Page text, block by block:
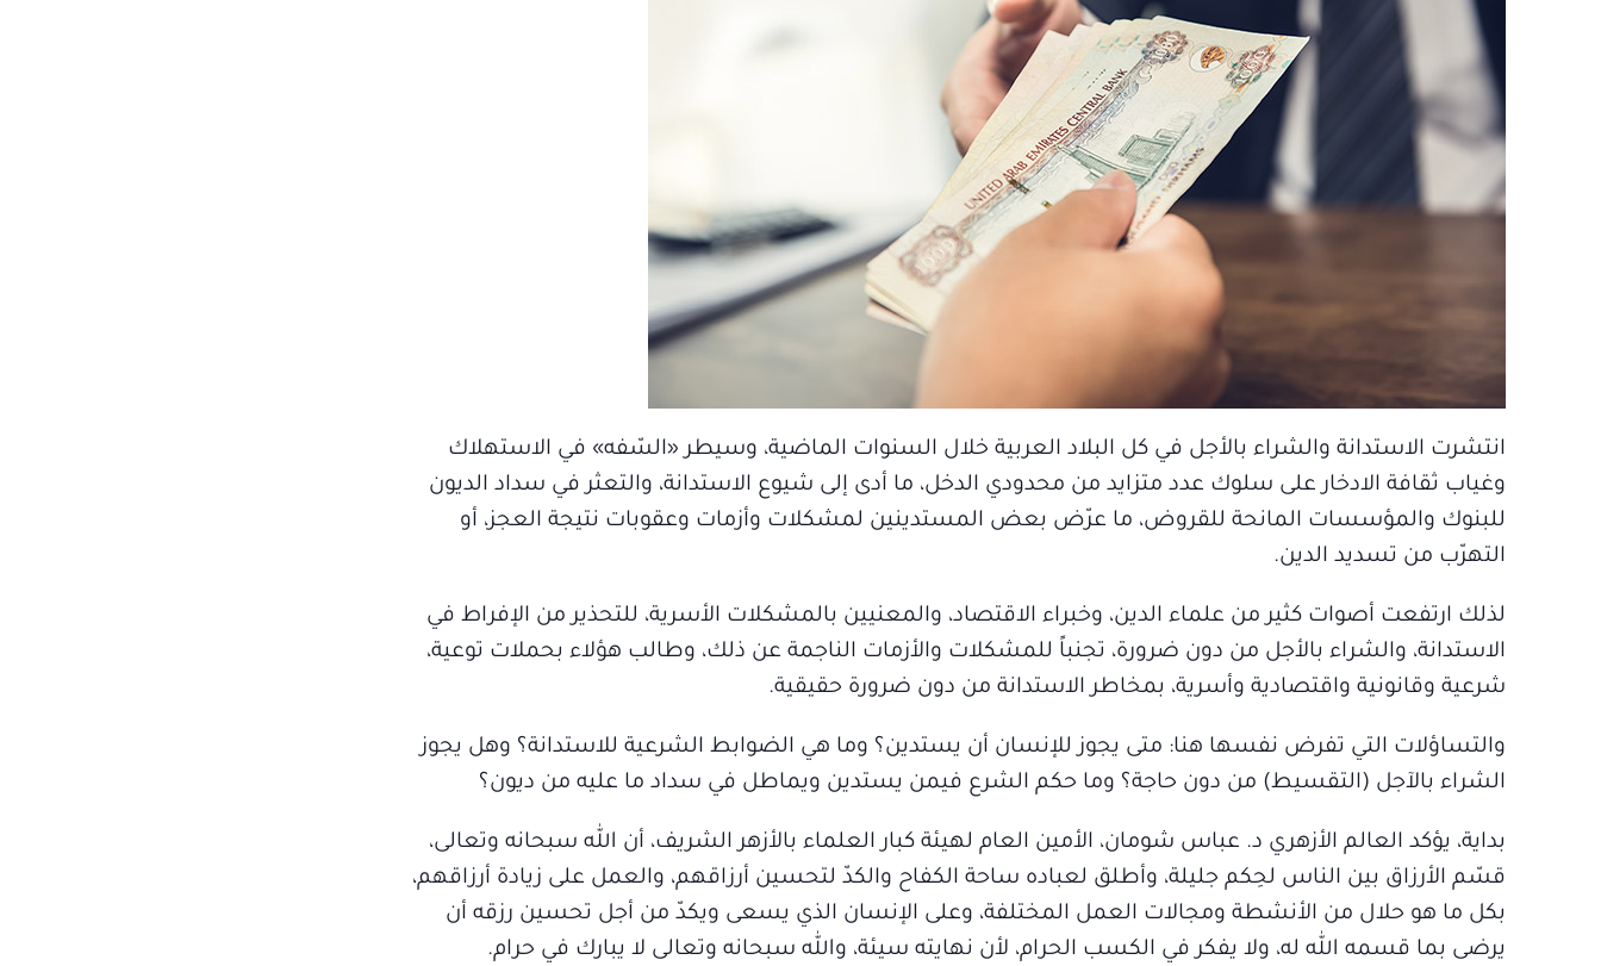
انتشرت الاستدانة والشراء بالأجل في كل البلاد العربية خلال السنوات الماضية، وسيطر «السّفه» في الاستهلاك
وغياب ثقافة الادخار على سلوك عدد متزايد من محدودي الدخل، ما أدى إلى شيوع الاستدانة، والتعثر في سداد الديون
للبنوك والمؤسسات المانحة للقروض، ما عرّض بعض المستدينين لمشكلات وأزمات وعقوبات نتيجة العجز، أو
التهرّب من تسديد الدين.
لذلك ارتفعت أصوات كثير من علماء الدين، وخبراء الاقتصاد، والمعنيين بالمشكلات الأسرية، للتحذير من الإفراط في
الاستدانة، والشراء بالأجل من دون ضرورة، تجنباً للمشكلات والأزمات الناجمة عن ذلك، وطالب هؤلاء بحملات توعية،
شرعية وقانونية واقتصادية وأسرية، بمخاطر الاستدانة من دون ضرورة حقيقية.
والتساؤلات التي تفرض نفسها هنا: متى يجوز للإنسان أن يستدين؟ وما هي الضوابط الشرعية للاستدانة؟ وهل يجوز
الشراء بالآجل (التقسيط) من دون حاجة؟ وما حكم الشرع فيمن يستدين ويماطل في سداد ما عليه من ديون؟
بداية، يؤكد العالم الأزهري د. عباس شومان، الأمين العام لهيئة كبار العلماء بالأزهر الشريف، أن الله سبحانه وتعالى،
قسّم الأرزاق بين الناس لحِكم جليلة، وأطلق لعباده ساحة الكفاح والكدّ لتحسين أرزاقهم، والعمل على زيادة أرزاقهم،
بكل ما هو حلال من الأنشطة ومجالات العمل المختلفة، وعلى الإنسان الذي يسعى ويكدّ من أجل تحسين رزقه أن
يرضى بما قسمه الله له، ولا يفكر في الكسب الحرام، لأن نهايته سيئة، والله سبحانه وتعالى لا يبارك في حرام.